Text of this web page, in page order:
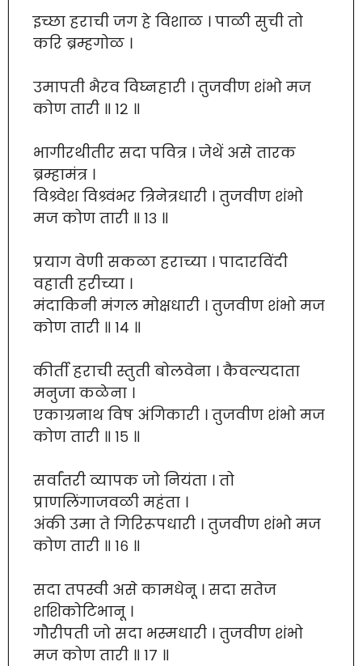
इच्छा हराची जग हे विशाळ । पाळी सुची तो
करि ब्रम्हगोळ ।
उमापती भैरव विघ्नहारी । तुजवीण शंभो मज
कोण तारी ॥ १२ ॥
भागीरथीतीर सदा पवित्र । जेथें असे तारक
ब्रम्हामंत्र ।
विश्र्वेश विश्र्वंभर त्रिनेत्रधारी । तुजवीण शंभो
मज कोण तारी ॥ १३ ॥
प्रयाग वेणी सकळा हराच्या । पादारविंदी
वहाती हरीच्या ।
मंदाकिनी मंगल मोक्षधारी । तुजवीण शंभो मज
कोण तारी ॥ १४ ॥
कीर्ती हराची स्तुती बोलवेना । कैवल्यदाता
मनुजा कळेना ।
एकाग्रनाथ विष अंगिकारी । तुजवीण शंभो मज
कोण तारी ॥ १५ ॥
सर्वांतरी व्यापक जो नियंता । तो
प्राणलिंगाजवळी महंता ।
अंकी उमा ते गिरिरूपधारी । तुजवीण शंभो मज
कोण तारी ॥ १६ ॥
सदा तपस्वी असे कामधेनू । सदा सतेज
शशिकोटिभानू ।
गौरीपती जो सदा भस्मधारी । तुजवीण शंभो
मज कोण तारी ॥ १७ ॥